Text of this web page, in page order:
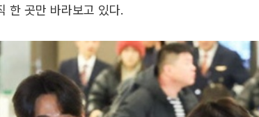
한 곳만 바라보고 있다.